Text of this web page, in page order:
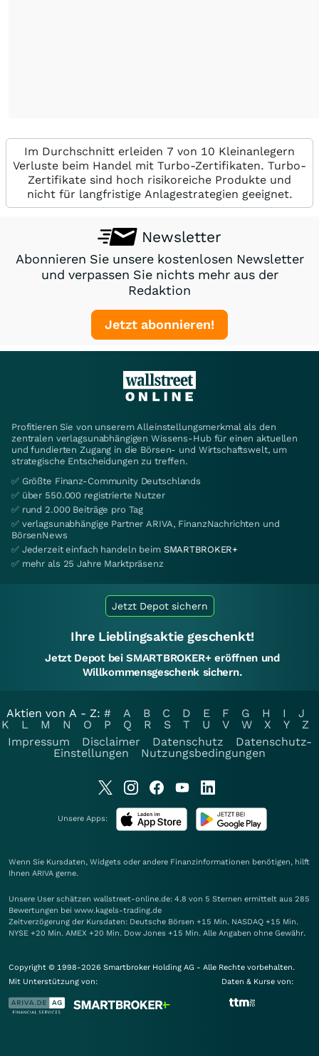
Im Durchschnitt erleiden 7 von 10 Kleinanlegern
Verluste beim Handel mit Turbo-Zertifikaten. Turbo-
Zertifikate sind hoch risikoreiche Produkte und
nicht für langfristige Anlagestrategien geeignet.
Newsletter
Abonnieren Sie unsere kostenlosen Newsletter
und verpassen Sie nichts mehr aus der
Redaktion
Jetzt abonnieren!
Profitieren Sie von unserem Alleinstellungsmerkmal als den
zentralen verlagsunabhängigen Wissens-Hub für einen aktuellen
und fundierten Zugang in die Börsen- und Wirtschaftswelt, um
strategische Entscheidungen zu treffen.
✅ Größte Finanz-Community Deutschlands
✅ über 550.000 registrierte Nutzer
✅ rund 2.000 Beiträge pro Tag
✅ verlagsunabhängige Partner ARIVA, FinanzNachrichten und
BörsenNews
✅ Jederzeit einfach handeln beim SMARTBROKER+
✅ mehr als 25 Jahre Marktpräsenz
Jetzt Depot sichern
Ihre Lieblingsaktie geschenkt!
Jetzt Depot bei SMARTBROKER+ eröffnen und
Willkommensgeschenk sichern.
Aktien von A - Z: # A B C D E F G H I
J
K
L M N O P Q R S T U V W X Y
Z
Impressum
Disclaimer Datenschutz
Datenschutz-
Einstellungen
Nutzungsbedingungen
Unsere Apps:
Wenn Sie Kursdaten, Widgets oder andere Finanzinformationen benötigen, hilft
Ihnen ARIVA gerne.
Unsere User schätzen wallstreet-online.de: 4.8 von 5 Sternen ermittelt aus 285
Bewertungen bei www.kagels-trading.de
Zeitverzögerung der Kursdaten: Deutsche Börsen +15 Min. NASDAQ +15 Min.
NYSE +20 Min. AMEX +20 Min. Dow Jones +15 Min. Alle Angaben ohne Gewähr.
Copyright © 1998-2026 Smartbroker Holding AG - Alle Rechte vorbehalten.
Mit Unterstützung von:
Daten & Kurse von: